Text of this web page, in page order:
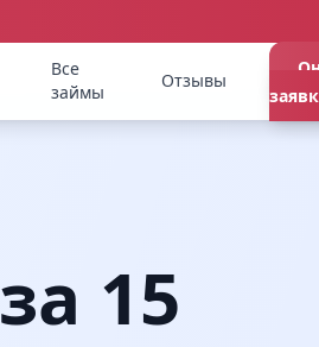
Все
займы
Отзывы
15